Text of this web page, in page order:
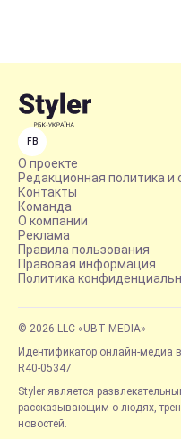
FB
О проекте
Редакционная политика и
Контакты
Команда
О компании
Реклама
Правила пользования
Правовая информация
Политика
© 2026 LLC «UBT MEDIA»
Идентификатор онлайн-медиа
R40-05347
Styler является
рассказывающим о людях,
новостей.